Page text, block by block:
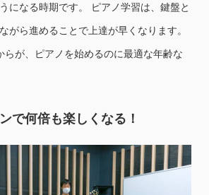
になる時期です。 ピアノ学習は、鍵盤と
がら進めることで上達が早くなります。
らが、ピアノを始めるのに最適な年齢な
で何倍も楽しくなる！